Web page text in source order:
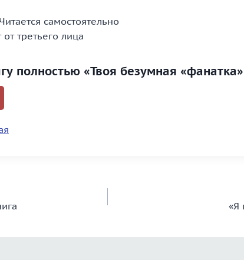
самостоятельно
третьего лица
полностью «Твоя безумная
«Я